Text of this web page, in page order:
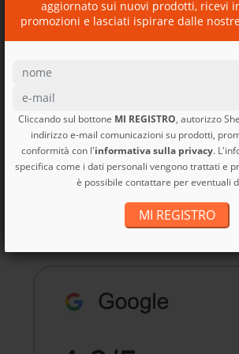
aggiornato sui nuovi prodotti, ricevi
promozioni e lasciati ispirare dalle
Cliccando sul bottone MI REGISTRO, autorizzo
indirizzo e-mail comunicazioni su prodotti,
conformità con l'informativa sulla privacy.
specifica come i dati personali vengono trattati e
è possibile contattare per eventuali
MI REGISTRO
100L
Dirt Roamer Pack 20L